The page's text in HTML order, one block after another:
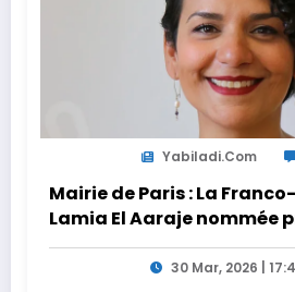
Yabiladi.com
Mairie de Paris : La
Lamia El Aaraje nommée
adjointe
30 Mar, 2026 |